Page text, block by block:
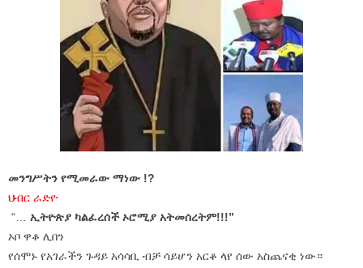
መንግሥትን የሚመራው ማነው !?
ህብር ራድዮ
“… ኢትዮጵያ ካልፈረሰች ኦሮሚያ አትመሰረትም!!!”
ኦቦ ዋቆ ሊበን
የሰሞኑ የአገራችን ጉዳይ አሳሳቢ ብቻ ሳይሆን አርቆ ላየ ሰው አስጨናቂ ነው።